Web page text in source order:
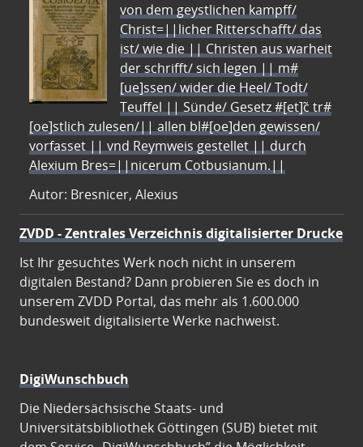
von dem geystlichen kampff/
Christ=||licher Ritterschafft/ das
ist/ wie die || Christen aus warheit
der schrifft/ sich legen || m#
[ue]ssen/ wider die Heel/ Todt/
Teuffel || Sünde/ Gesetz #[et]c̃ tr#
[oe]stlich zulesen/|| allen bl#[oe]den gewissen/
vorfasset || vnd Reymweis gestellet || durch
Alexium Bres=||nicerum Cotbusianum.||
Autor: Bresnicer, Alexius
ZVDD - Zentrales Verzeichnis digitalisierter Drucke
Ist Ihr gesuchtes Werk noch nicht in unserem
digitalen Bestand? Dann probieren Sie es doch in
unserem ZVDD Portal, das mehr als 1.600.000
bundesweit digitalisierte Werke nachweist.
DigiWunschbuch
Die Niedersächsische Staats- und
Universitätsbibliothek Göttingen (SUB) bietet mit